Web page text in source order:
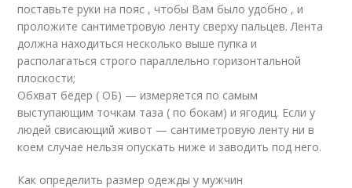
поставьте руки на пояс , чтобы Вам было удобно , и
проложите сантиметровую ленту сверху пальцев. Лента
должна находиться несколько выше пупка и
располагаться строго параллельно горизонтальной
плоскости;
Обхват бёдер ( ОБ) — измеряется по самым
выступающим точкам таза ( по бокам) и ягодиц. Если у
людей свисающий живот — сантиметровую ленту ни в
коем случае нельзя опускать ниже и заводить под него.
Как определить размер одежды у мужчин